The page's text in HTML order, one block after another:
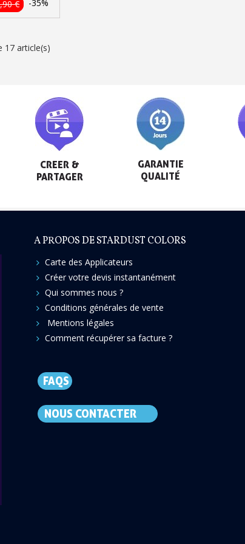
€ -35%
17 article(s)
CREER &
PARTAGER
GARANTIE
QUALITÉ
A PROPOS DE STARDUST COLORS
Carte des Applicateurs
Créer votre devis instantanément
Qui sommes nous ?
Conditions générales de vente
Mentions légales
Comment récupérer sa facture ?
FAQS
NOUS CONTACTER